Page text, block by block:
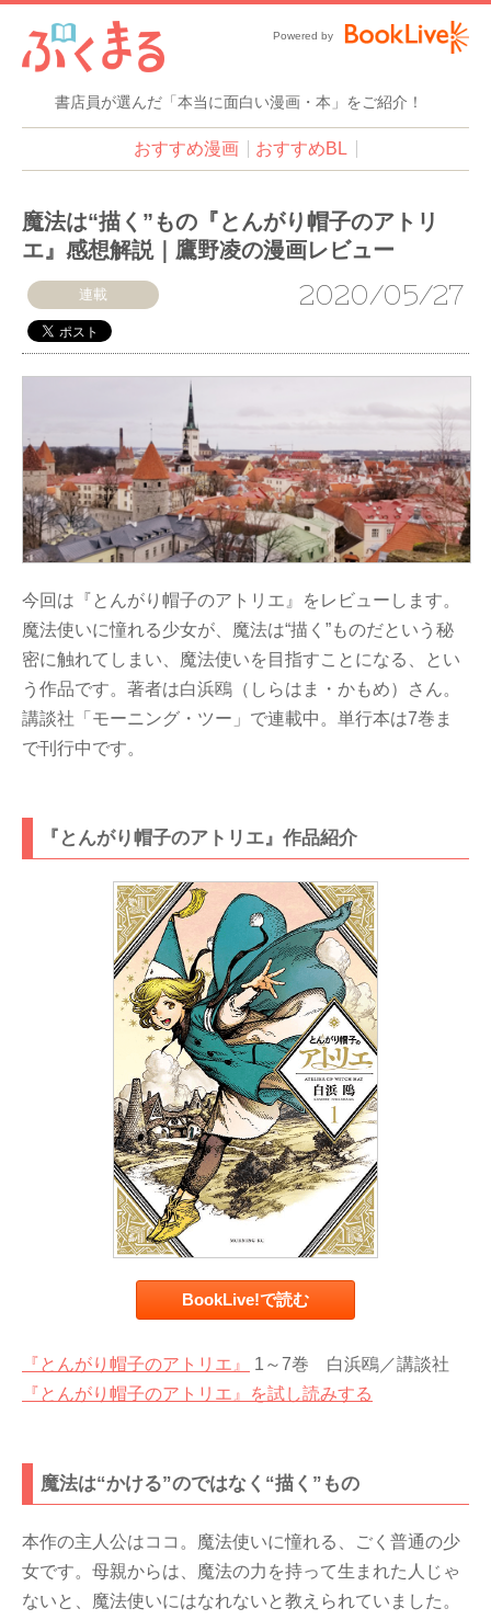
書店員が選んだ「本当に面白い漫画・本」をご紹介！
Powered by
おすすめ漫画 おすすめBL
魔法は“描く”もの『とんがり帽子のアトリ
エ』感想解説｜鷹野凌の漫画レビュー
連載 2020/05/27
今回は『とんがり帽子のアトリエ』をレビューします。
魔法使いに憧れる少女が、魔法は“描く”ものだという秘
密に触れてしまい、魔法使いを目指すことになる、とい
う作品です。著者は白浜鴎（しらはま・かもめ）さん。
講談社「モーニング・ツー」で連載中。単行本は7巻ま
で刊行中です。
『とんがり帽子のアトリエ』作品紹介
BookLive!で読む
『とんがり帽子のアトリエ』
1～7巻 白浜鴎／講談社
『とんがり帽子のアトリエ』を試し読みする
魔法は“かける”のではなく“描く”もの
本作の主人公はココ。魔法使いに憧れる、ごく普通の少
女です。母親からは、魔法の力を持って生まれた人じゃ
ないと、魔法使いにはなれないと教えられていました。